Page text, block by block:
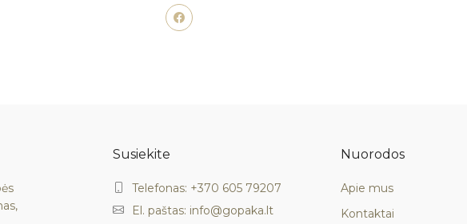
Susiekite
Telefonas: +370 605 79207
El. paštas: info@gopaka.lt
Nuorodos
Apie mus
Kontaktai